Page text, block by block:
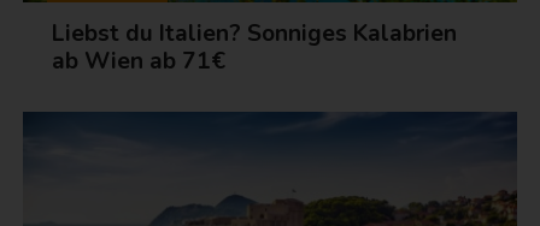
Liebst du Italien? Sonniges Kalabrien
ab Wien ab 71€